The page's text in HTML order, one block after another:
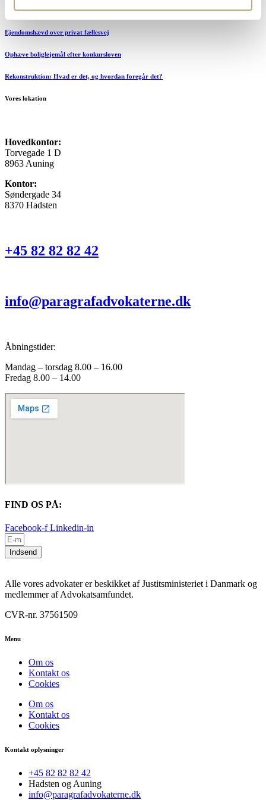
Nabostrid – når uenighed mellem naboer udvikler sig
Ejendomshævd over privat fællesvej
Ophæve boliglejemål efter konkursloven
Rekonstruktion: Hvad er det, og hvordan foregår det?
Vores lokation
Hovedkontor:
Torvegade 1 D
8963 Auning
Kontor:
Søndergade 34
8370 Hadsten
+45 82 82 82 42
info@paragrafadvokaterne.dk
Åbningstider:
Mandag – torsdag 8.00 – 16.00
Fredag 8.00 – 14.00
FIND OS PÅ:
Facebook-f Linkedin-in
Indsend
Alle vores advokater er beskikket af Justitsministeriet i Danmark og
medlemmer af Advokatsamfundet.
CVR-nr. 37561509
Menu
Om os
Kontakt os
Cookies
Om os
Kontakt os
Cookies
Kontakt oplysninger
+45 82 82 82 42
Hadsten og Auning
info@paragrafadvokaterne.dk